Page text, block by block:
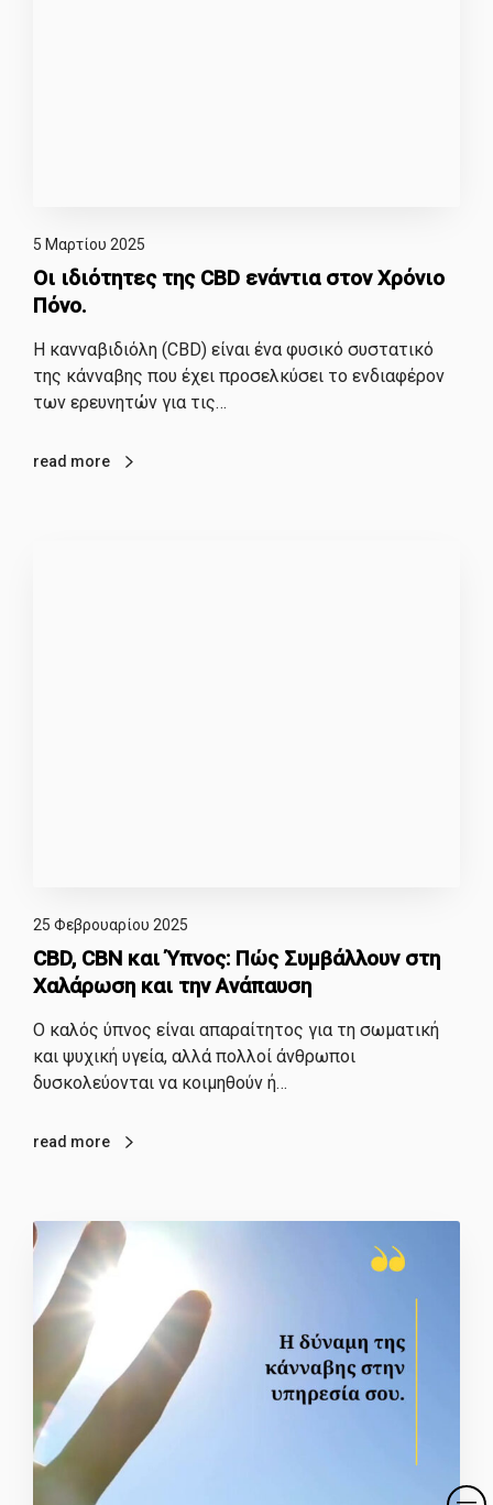
5 Μαρτίου 2025
Οι ιδιότητες της CBD ενάντια στον Χρόνιο
Πόνο.
Η κανναβιδιόλη (CBD) είναι ένα φυσικό συστατικό
της κάνναβης που έχει προσελκύσει το ενδιαφέρον
των ερευνητών για τις…
read more
25 Φεβρουαρίου 2025
CBD, CBN και Ύπνος: Πώς Συμβάλλουν στη
Χαλάρωση και την Ανάπαυση
Ο καλός ύπνος είναι απαραίτητος για τη σωματική
και ψυχική υγεία, αλλά πολλοί άνθρωποι
δυσκολεύονται να κοιμηθούν ή…
read more